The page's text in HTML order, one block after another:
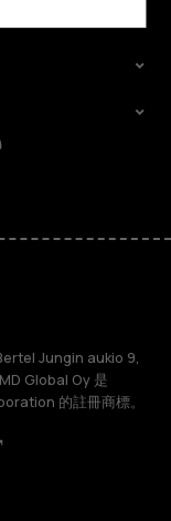
Jungin aukio 9,
Global Oy 是
的註冊商標。